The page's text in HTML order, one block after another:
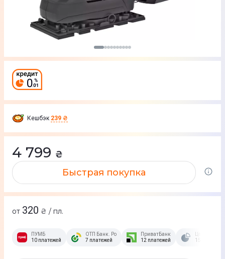
Кешбэк 239 ₴
4 799 ₴
Быстрая покупка
от 320 ₴ / пл.
ПУМБ
10 платежей
ОТП Банк. Розстрочка Скибочка.
7 платежей
ПриватБанк
12 платежей
15 платежей